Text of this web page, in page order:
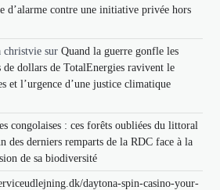
d’alarme contre une initiative privée hors
christvie surQuand la guerre gonfle les
dollars de TotalEnergies ravivent le
et l’urgence d’une justice climatique
congolaises : ces forêts oubliées du littoral
des derniers remparts de la RDC face à la
de sa biodiversité
daytona-spin-casino-your-